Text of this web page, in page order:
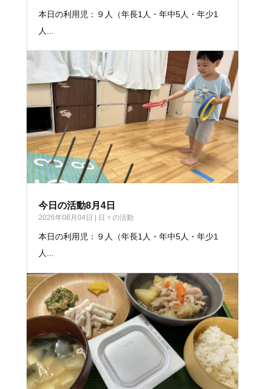
本日の利用児：９人（年長1人・年中5人・年少1
人...
今日の活動8月4日
2026年08月04日 | 日々の活動
本日の利用児：９人（年長1人・年中5人・年少1
人...